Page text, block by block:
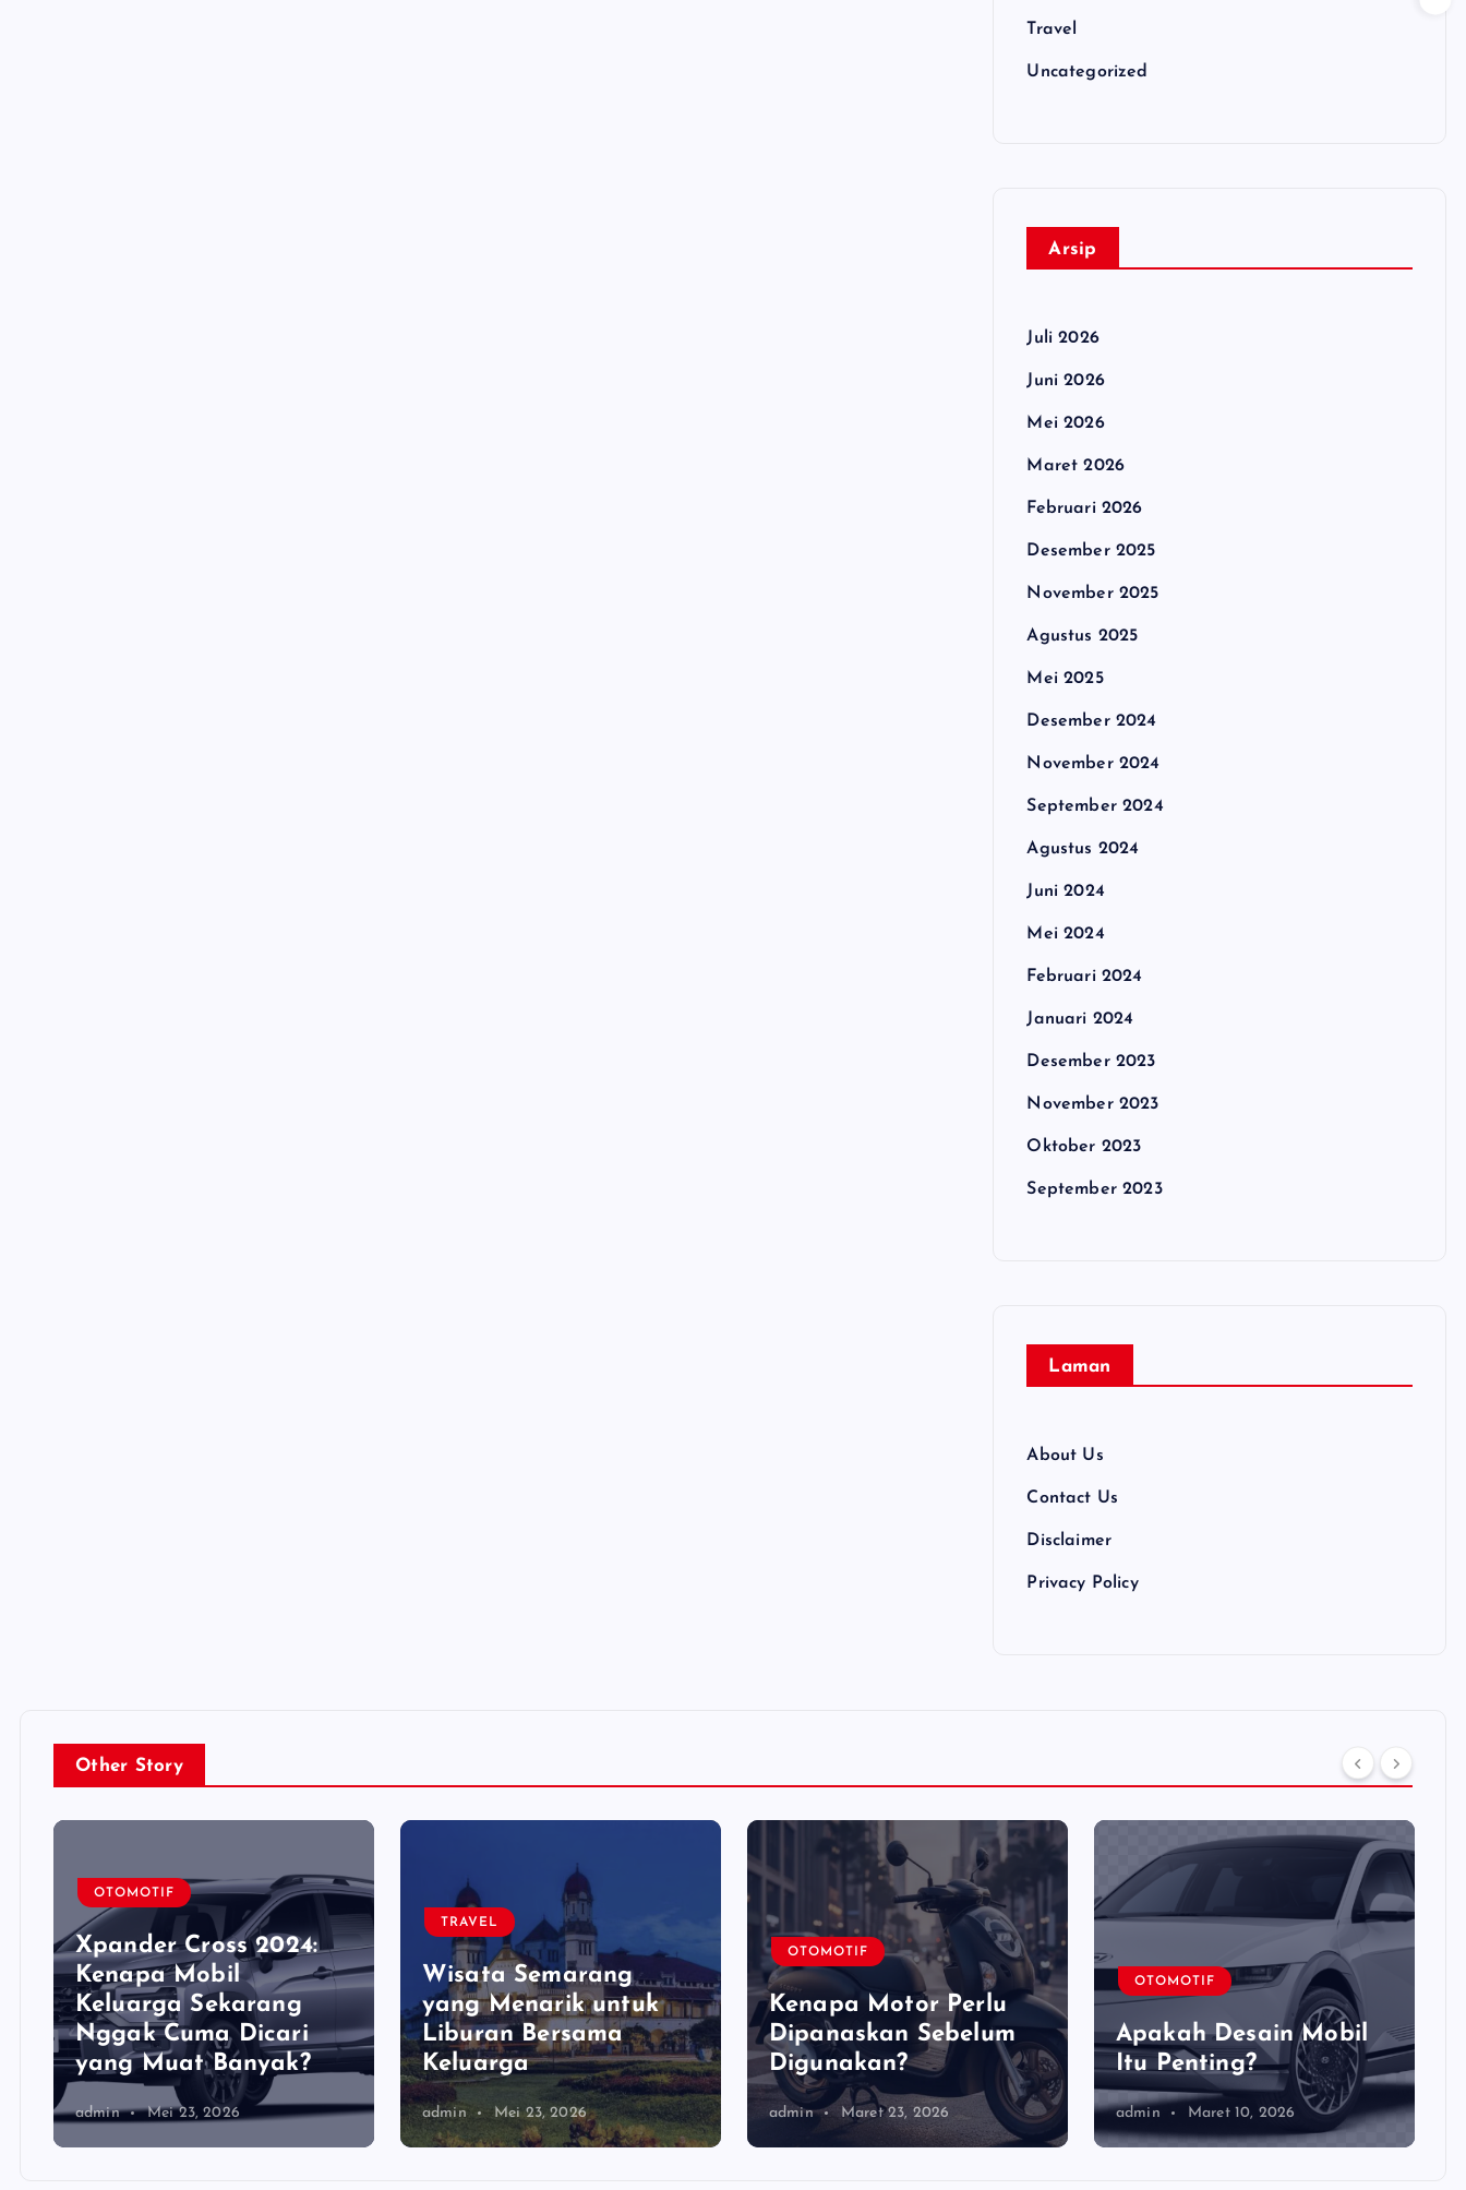
Travel
Uncategorized
Arsip
Juli 2026
Juni 2026
Mei 2026
Maret 2026
Februari 2026
Desember 2025
November 2025
Agustus 2025
Mei 2025
Desember 2024
November 2024
September 2024
Agustus 2024
Juni 2024
Mei 2024
Februari 2024
Januari 2024
Desember 2023
November 2023
Oktober 2023
September 2023
Laman
About Us
Contact Us
Disclaimer
Privacy Policy
Other Story
OTOMOTIF
Xpander Cross 2024:
Kenapa Mobil
Keluarga Sekarang
Nggak Cuma Dicari
yang Muat Banyak?
admin Mei 23, 2026
TRAVEL
Wisata Semarang
yang Menarik untuk
Liburan Bersama
Keluarga
admin Mei 23, 2026
OTOMOTIF
Kenapa Motor Perlu
Dipanaskan Sebelum
Digunakan?
admin Maret 23, 2026
OTOMOTIF
Apakah Desain Mobil
Itu Penting?
admin Maret 10, 2026